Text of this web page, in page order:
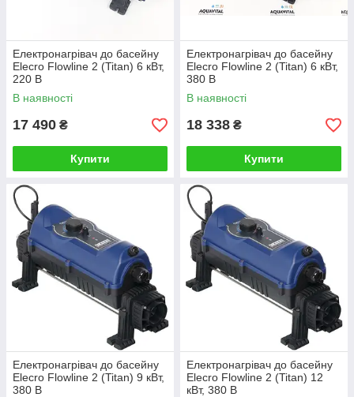
Електронагрівач до басейну
Elecro Flowline 2 (Titan) 6 кВт,
220 В
В наявності
17 490 ₴
Купити
Електронагрівач до басейну
Elecro Flowline 2 (Titan) 6 кВт,
380 В
В наявності
18 338 ₴
Купити
Електронагрівач до басейну
Elecro Flowline 2 (Titan) 9 кВт,
380 В
Електронагрівач до басейну
Elecro Flowline 2 (Titan) 12
кВт, 380 В